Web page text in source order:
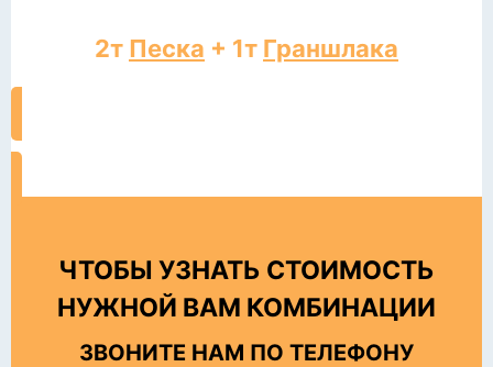
2т Песка + 1т Граншлака
ЧТОБЫ УЗНАТЬ СТОИМОСТЬ
НУЖНОЙ ВАМ КОМБИНАЦИИ
ЗВОНИТЕ НАМ ПО ТЕЛЕФОНУ